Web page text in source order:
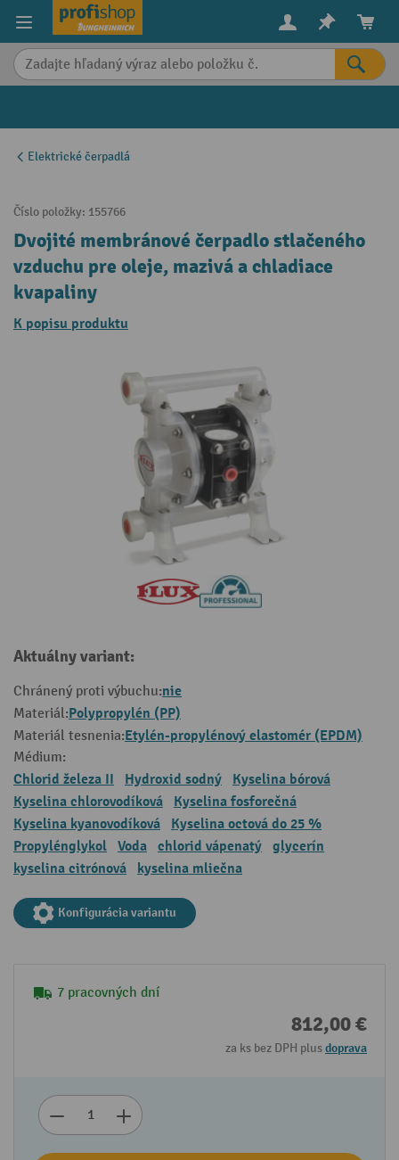
content
Elektrické čerpadlá
Číslo položky: 155766
Dvojité membránové čerpadlo stlačeného
vzduchu pre oleje, mazivá a chladiace
kvapaliny
K popisu produktu
Aktuálny variant:
Chránený proti výbuchu:nie
Materiál:Polypropylén (PP)
Materiál tesnenia:Etylén-propylénový elastomér (EPDM)
Médium:
Chlorid železa II Hydroxid sodný
Kyselina bórová
Kyselina chlorovodíková
Kyselina fosforečná
Kyselina kyanovodíková
Kyselina octová do 25 %
Propylénglykol Voda chlorid vápenatý glycerín
kyselina citrónová
kyselina mliečna
Konfigurácia variantu
7 pracovných dní
812,00 €
za ks bez DPH plusdoprava